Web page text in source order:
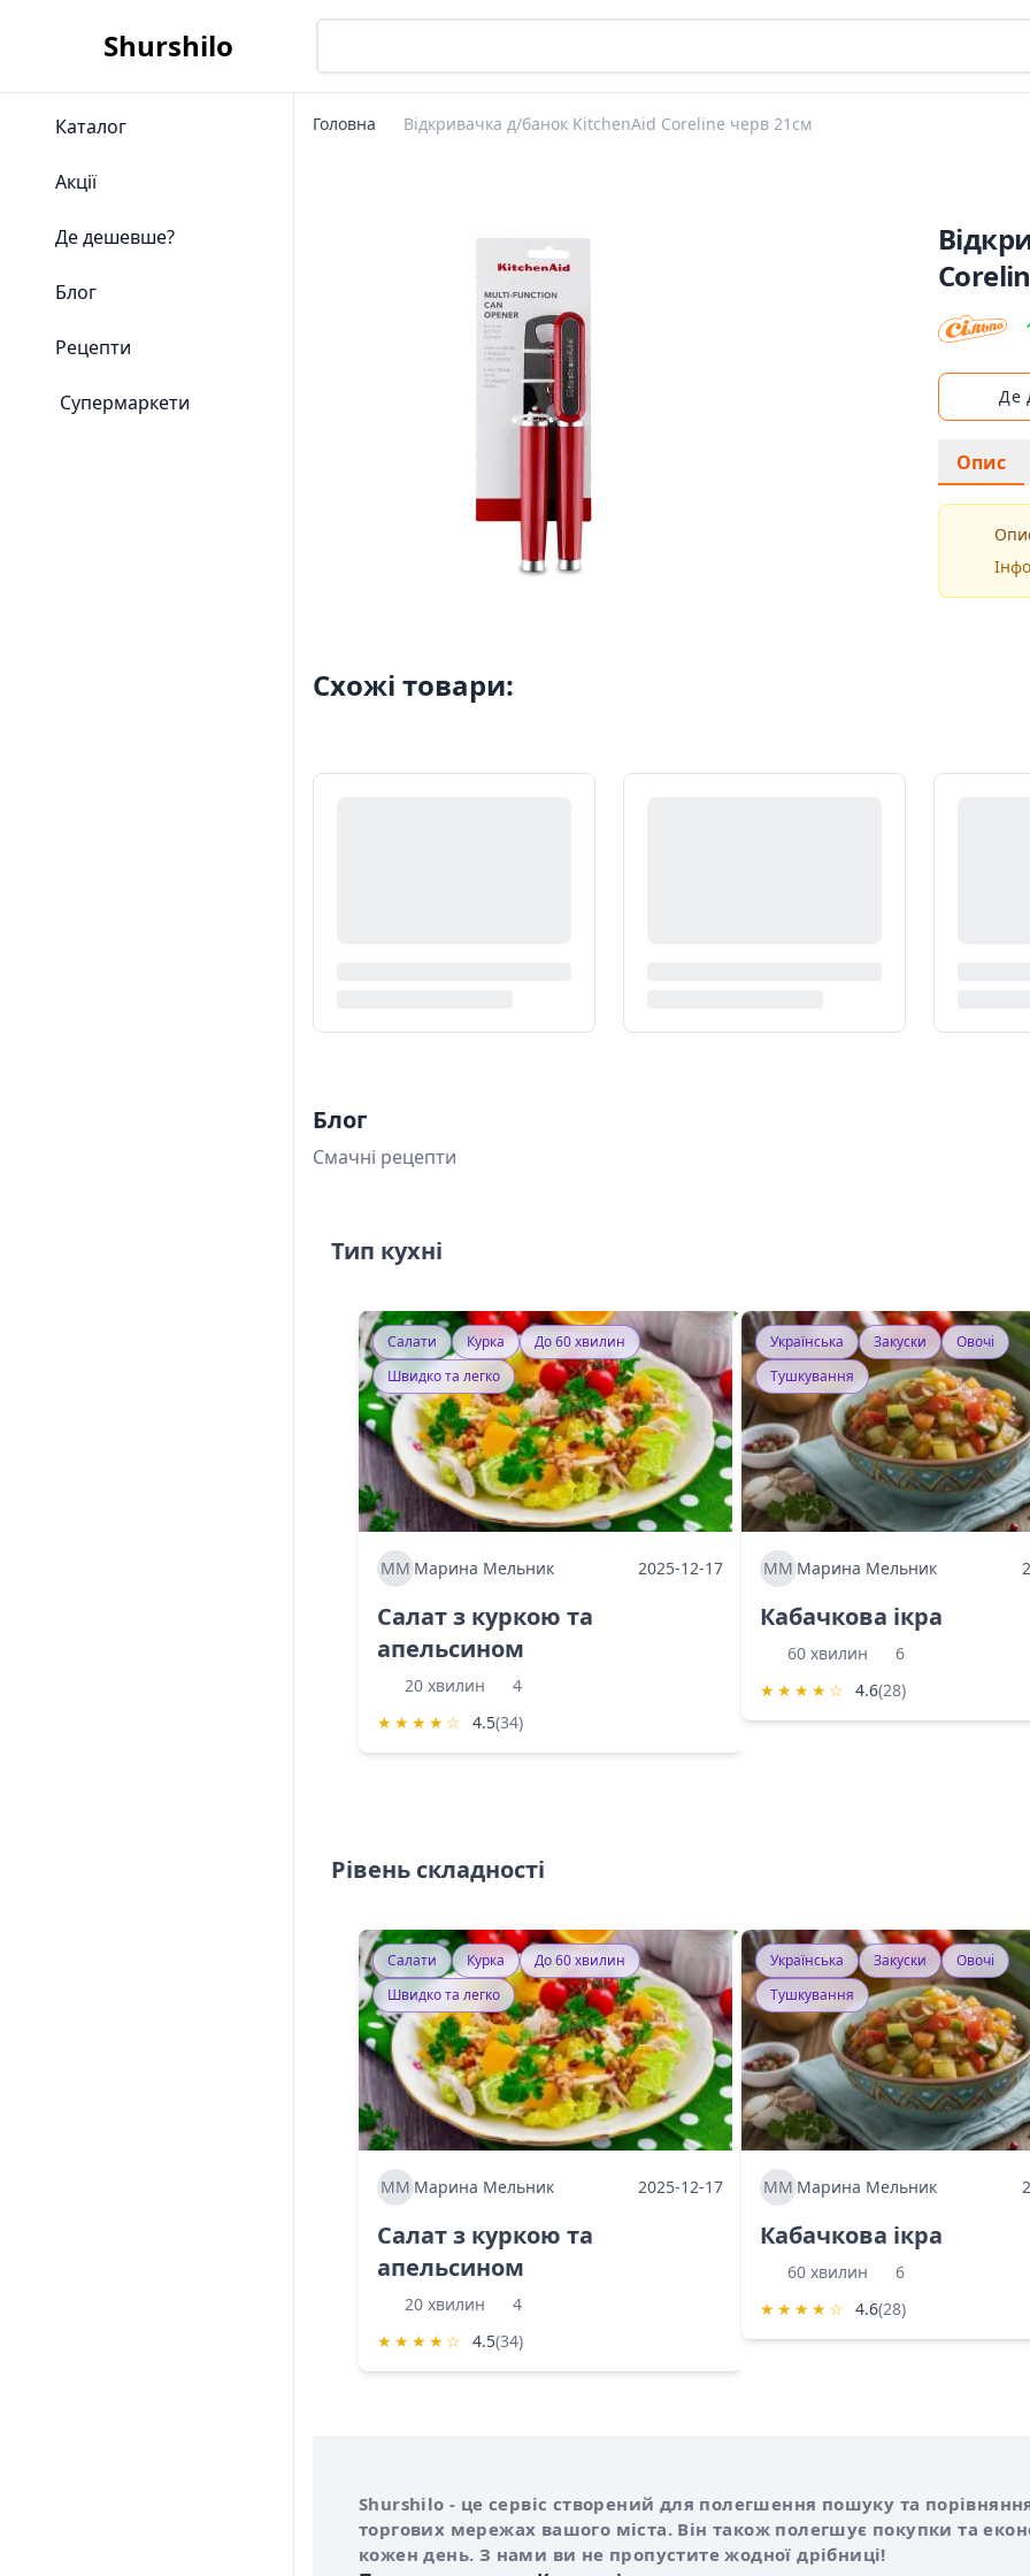
Shurshilo
Каталог
Акції
Де дешевше?
Блог
Рецепти
Супермаркети
Головна Відкривачка д/банок KitchenAid Coreline черв 21см
Де
Опис
Схожі товари:
Блог
Смачні рецепти
Тип кухні
Салати Курка
До 60 хвилин
Швидко та легко
ММ Марина Мельник 2025-12-17
Салат з куркою та
апельсином
20 хвилин
4
★ ★ ★ ★ ☆ 4.5(34)
Українська Закуски
Овочі
Тушкування
ММ Марина Мельник
Кабачкова ікра
60 хвилин
6
★ ★ ★ ★ ☆ 4.6(28)
Рівень складності
Салати Курка
До 60 хвилин
Швидко та легко
ММ Марина Мельник 2025-12-17
Салат з куркою та
апельсином
20 хвилин
4
★ ★ ★ ★ ☆ 4.5(34)
Українська Закуски
Овочі
Тушкування
ММ Марина Мельник
Кабачкова ікра
60 хвилин
6
★ ★ ★ ★ ☆ 4.6(28)
Про сервіс Shurshilo
Shurshilo - це сервіс створений для полегшення пошуку та
торгових мережах вашого міста. Він також полегшує покупки та
кожен день. З нами ви не пропустите жодної дрібниці!